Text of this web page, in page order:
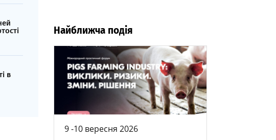
в
Найближча подія
9 -10 вересня 2026